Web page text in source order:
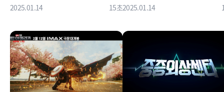
2025.01.14 15초2025.01.14